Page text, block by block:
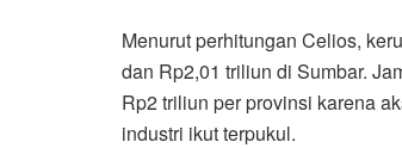
Menurut perhitungan Celios,
dan Rp2,01 triliun di Sumbar.
Rp2 triliun per provinsi karena
industri ikut terpukul.